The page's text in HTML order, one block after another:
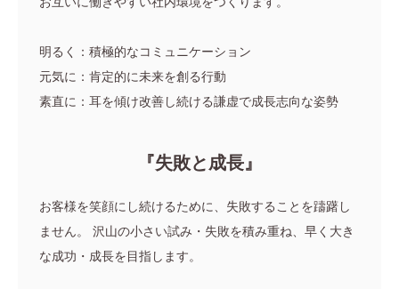
明るく：積極的なコミュニケーション
元気に：肯定的に未来を創る行動
素直に：耳を傾け改善し続ける謙虚で成長志向な姿勢
『失敗と成長』
お客様を笑顔にし続けるために、失敗することを躊躇し
ません。
沢山の小さい試み・失敗を積み重ね、早く大き
な成功・成長を目指します。